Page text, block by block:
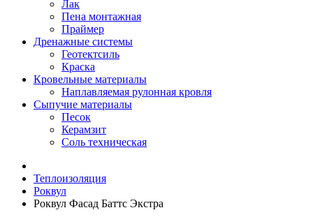
Лак
Пена монтажная
Праймер
Дренажные системы
Геотектсиль
Краска
Кровельные материалы
Наплавляемая рулонная кровля
Сыпучие материалы
Песок
Керамзит
Соль техническая
Теплоизоляция
Роквул
Роквул Фасад Баттс Экстра